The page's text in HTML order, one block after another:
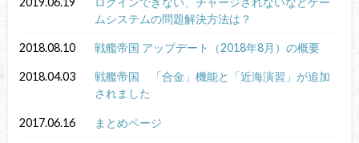
ムシステムの問題解決方法は？
2018.08.10 戦艦帝国 アップデート（2018年8月）の概要
2018.04.03
戦艦帝国 「合金」機能と「近海演習」が追加
されました
2017.06.16 まとめページ